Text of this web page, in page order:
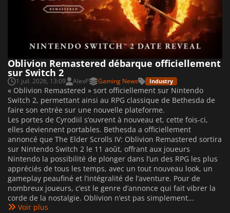
Oblivion Remastered débarque officiellement
sur Switch 2
1 juil. 2026, 13:09 AlexP Gaming News Industry
« Oblivion Remastered » sort officiellement sur Nintendo
Switch 2, permettant ainsi au RPG classique de Bethesda de
faire son entrée sur une nouvelle plateforme.
Les portes de Cyrodiil s’ouvrent à nouveau et, cette fois-ci,
elles deviennent portables. Bethesda a officiellement
annoncé que The Elder Scrolls IV: Oblivion Remastered sortira
sur Nintendo Switch 2 le 11 août, offrant aux joueurs
Nintendo la possibilité de plonger dans l’un des RPG les plus
appréciés de tous les temps, avec un tout nouveau look, un
gameplay peaufiné et l’intégralité de l’aventure. Pour de
nombreux joueurs, c’est le genre d’annonce qui fait vibrer la
corde de la nostalgie. Oblivion n’est pas simplement...
Voir plus